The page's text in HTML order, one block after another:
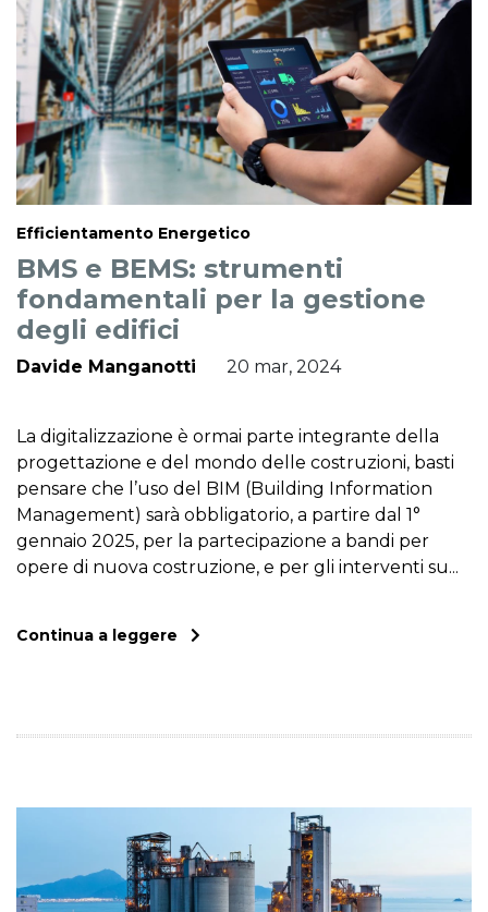
Efficientamento Energetico
BMS e BEMS: strumenti
fondamentali per la gestione
degli edifici
Davide Manganotti 20 mar, 2024
La digitalizzazione è ormai parte integrante della
progettazione e del mondo delle costruzioni, basti
pensare che l’uso del BIM (Building Information
Management) sarà obbligatorio, a partire dal 1°
gennaio 2025, per la partecipazione a bandi per
opere di nuova costruzione, e per gli interventi su...
Continua a leggere